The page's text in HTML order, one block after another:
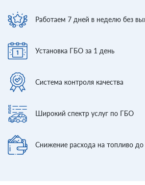
Работаем 7 дней в неделю без
Установка ГБО за 1 день
Система контроля качества
Широкий спектр услуг по ГБО
Снижение расхода на топливо до